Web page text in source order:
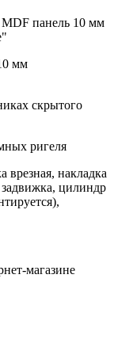
MDF панель 10 мм
мм
скрытого
ригеля
врезная, накладка
задвижка, цилиндр
магазине